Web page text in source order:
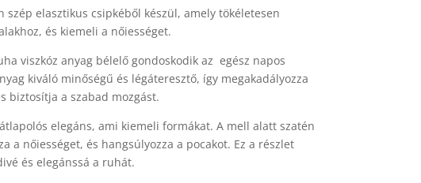
szép elasztikus csipkéből készül, amely tökéletesen
és kiemeli a nőiességet.
viszkóz anyag bélelő gondoskodik az egész napos
kiváló minőségű és légáteresztő, így megakadályozza
biztosítja a szabad mozgást.
elegáns, ami kiemeli formákat. A mell alatt szatén
a nőiességet, és hangsúlyozza a pocakot. Ez a részlet
és elegánssá a ruhát.